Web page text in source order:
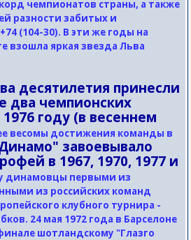
чемпионатов страны, а также
разности забитых и
(104-30). В эти же годы на
взошла яркая звезда Льва
десятилетия принесли
два чемпионских
году (в весеннем
весомы достижения команды в
завоевывало
в 1967, 1970, 1977 и
динамовцы первыми из
из российских команд
клубного турнира -
24 мая 1972 года в Барселоне
шотландскому "Глазго